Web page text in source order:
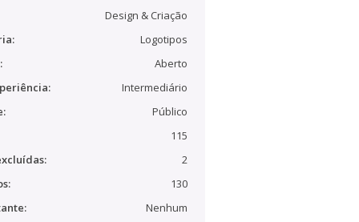
Design & Criação
Logotipos
Aberto
Intermediário
Público
115
2
130
Nenhum